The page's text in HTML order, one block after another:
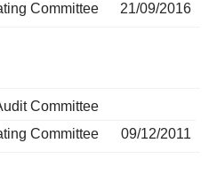
Committee
21/09/2016
Committee
Committee
09/12/2011